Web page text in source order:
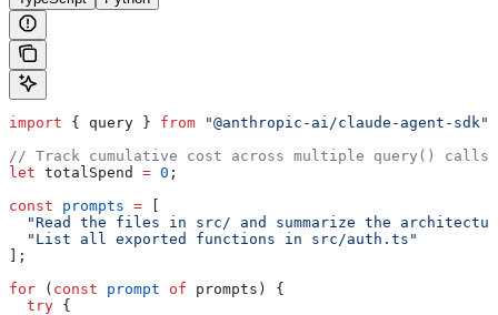
import { query } from "@anthropic-ai/claude-agent-sdk"
// Track cumulative cost across multiple query() calls
let totalSpend = 0 ;
const prompts =
"Read the files in src/ and summarize the
  "List all exported functions in src/auth.ts"
];
for ( const prompt of prompts ) {
  try
{